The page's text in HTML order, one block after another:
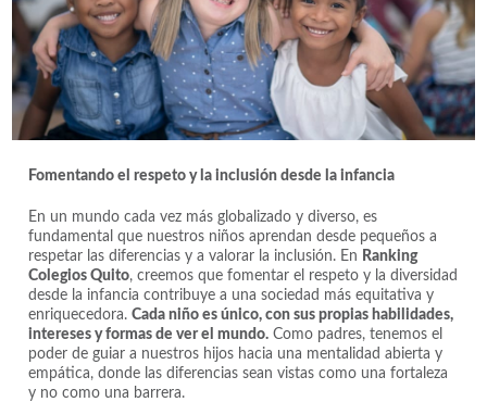
Fomentando el respeto y la inclusión desde la infancia
En un mundo cada vez más globalizado y diverso, es
fundamental que nuestros niños aprendan desde pequeños a
respetar las diferencias y a valorar la inclusión. En Ranking
Colegios Quito, creemos que fomentar el respeto y la diversidad
desde la infancia contribuye a una sociedad más equitativa y
enriquecedora.Cada niño es único, con sus propias habilidades,
intereses y formas de ver el mundo. Como padres, tenemos el
poder de guiar a nuestros hijos hacia una mentalidad abierta y
empática, donde las diferencias sean vistas como una fortaleza
y no como una barrera.